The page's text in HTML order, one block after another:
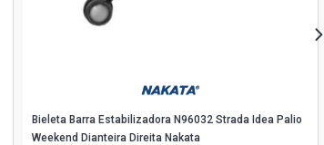
Bieleta Barra Estabilizadora N96032 Strada Idea Palio
Weekend Dianteira Direita Nakata